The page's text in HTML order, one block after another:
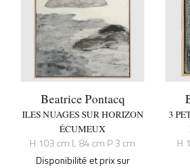
Beatrice Pontacq
ILES NUAGES SUR HORIZON
ÉCUMEUX
H 103 cm L 84 cm P 3 cm
Disponibilité et prix sur
3
H